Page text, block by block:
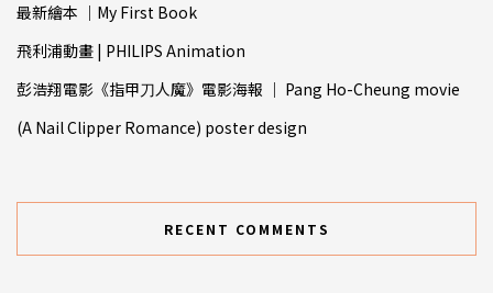
最新繪本 ｜My First Book
飛利浦動畫 | PHILIPS Animation
彭浩翔電影《指甲⼑人魔》電影海報 ｜ Pang Ho-Cheung movie
(A Nail Clipper Romance) poster design
RECENT COMMENTS